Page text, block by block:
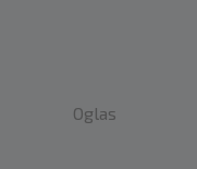
Oglas